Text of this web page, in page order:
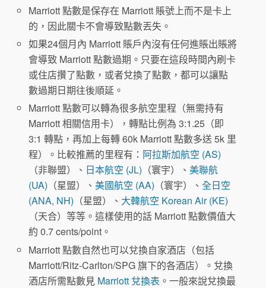
Marriott 點數是保存在 Marriott 賬號上而不是卡上
的，因此關卡不會導致點數丟失。
如果24個月內 Marriott 賬戶內沒有任何進賬出賬將
會導致 Marriott 點數過期。只要在這段時間內刷卡
或住店攢了點數，或者兌換了點數，都可以讓點
數過期日期往後順延。
Marriott 點數可以轉為很多航空里程（無需持有
Marriott 相關信用卡），轉點比例為 3:1.25（即
3:1 轉點，再加上每轉 60k Marriott 點數多送 5k 里
程）。比較推薦的里程有： 阿拉斯加航空 (AS)
（非聯盟）、 日本航空 (JL) （寰宇）、美聯航
(UA) （星盟）、美國航空 (AA) （寰宇）、全日空
(ANA, NH) （星盟）、 大韓航空 Korean Air (KE)
（天合）等等。這樣使用的話 Marriott 點數價值大
約 0.7 cents/point。
Marriott 點數自然也可以兌換自家酒店（包括
Marriott/Ritz-Carlton/SPG 旗下的各酒店）。兌換
酒店所需點數見 Marriott 兌換表 。一般來說兌換最